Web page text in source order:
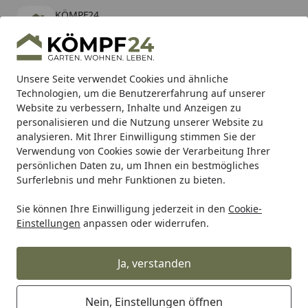
Unsere Seite verwendet Cookies und ähnliche
Technologien, um die Benutzererfahrung auf unserer
Website zu verbessern, Inhalte und Anzeigen zu
personalisieren und die Nutzung unserer Website zu
analysieren. Mit Ihrer Einwilligung stimmen Sie der
Verwendung von Cookies sowie der Verarbeitung Ihrer
persönlichen Daten zu, um Ihnen ein bestmögliches
Surferlebnis und mehr Funktionen zu bieten.
Sie können Ihre Einwilligung jederzeit in den Cookie-
Einstellungen anpassen oder widerrufen.
Ja, verstanden
Nein, Einstellungen öffnen
KÖMPF24
kostenlos - Im App Store
Hotline
Alle Produkte
Mein Konto
Suchen
Karibu Pools inkl. gratis Sandfilteranlage & Pool-
Starterset (Gesamtwert bis 468,99€)
Startseite
Auto & Zweirad Motorradzubehör & Werkzeuge
Supersprox Edge Disk 520 41Z (Blau)